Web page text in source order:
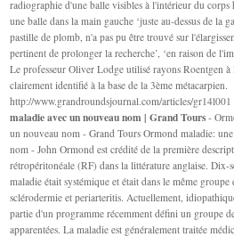
radiographie d'une balle visibles à l'intérieur du
une balle dans la main gauche ‘juste au-dessus de la
pastille de plomb, n'a pas pu être trouvé sur
pertinent de prolonger la recherche’, ‘en raison de
Le professeur Oliver Lodge utilisé rayons Roentgen
clairement identifié à la base de la 3ème métacarpien.
http://www.grandroundsjournal.com/articles/gr14l001
maladie avec un nouveau nom | Grand Tours -
un nouveau nom - Grand Tours Ormond maladie:
nom - John Ormond est crédité de la première
rétropéritonéale (RF) dans la littérature anglaise. Dix-
maladie était systémique et était dans le même
sclérodermie et periarteritis. Actuellement,
partie d'un programme récemment défini un groupe
apparentées. La maladie est généralement traitée